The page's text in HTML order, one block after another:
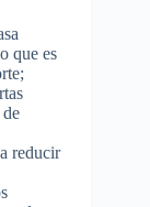
que es
reducir